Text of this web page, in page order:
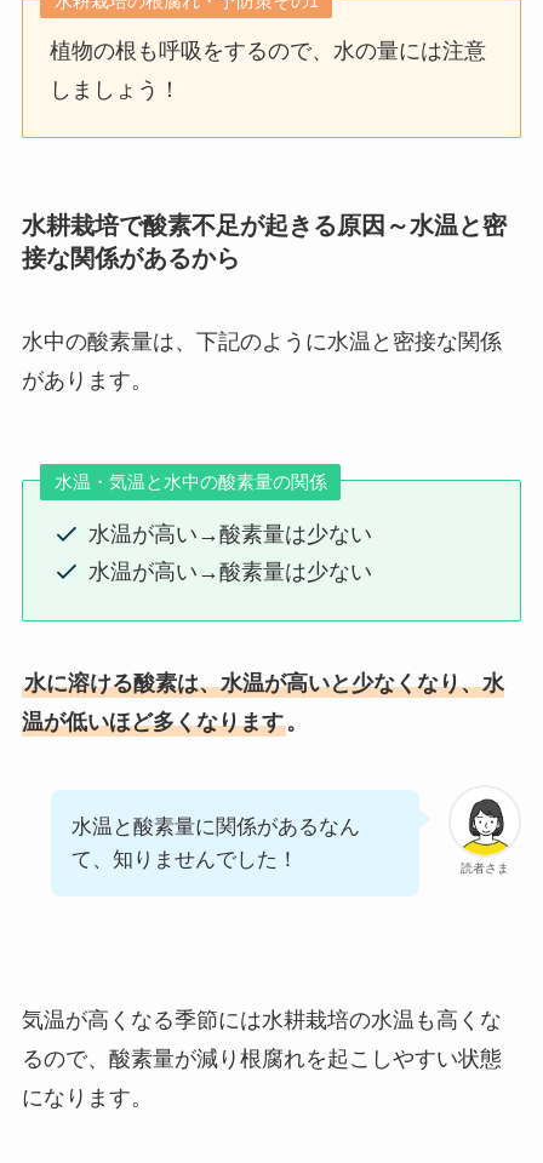
植物の根も呼吸をするので、水の量には注意
しましょう！
水耕栽培で酸素不足が起きる原因～水温と密
接な関係があるから
水中の酸素量は、下記のように水温と密接な関係
があります。
水温・気温と水中の酸素量の関係
水温が高い→酸素量は少ない
水温が高い→酸素量は少ない
水に溶ける酸素は、水温が高いと少なくなり、水
温が低いほど多くなります。
読者さま
水温と酸素量に関係があるなん
て、知りませんでした！
気温が高くなる季節には水耕栽培の水温も高くな
るので、酸素量が減り根腐れを起こしやすい状態
になります。